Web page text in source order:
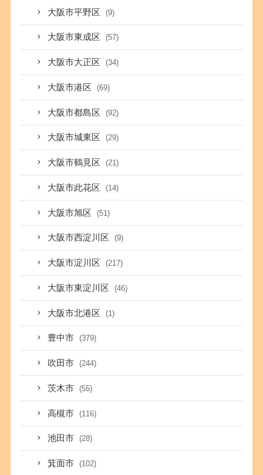
大阪市平野区 (9)
大阪市東成区 (57)
大阪市大正区 (34)
大阪市港区 (69)
大阪市都島区 (92)
大阪市城東区 (29)
大阪市鶴見区 (21)
大阪市此花区 (14)
大阪市旭区 (51)
大阪市西淀川区 (9)
大阪市淀川区 (217)
大阪市東淀川区 (46)
大阪市北港区 (1)
豊中市 (379)
吹田市 (244)
茨木市 (55)
高槻市 (116)
池田市 (28)
箕面市 (102)